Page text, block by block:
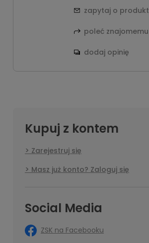
zapytaj o produkt
poleć znajomemu
dodaj opinię
Kupuj z kontem
Zarejestruj się
Masz już konto? Zaloguj się
Social Media
ZSK na Facebooku